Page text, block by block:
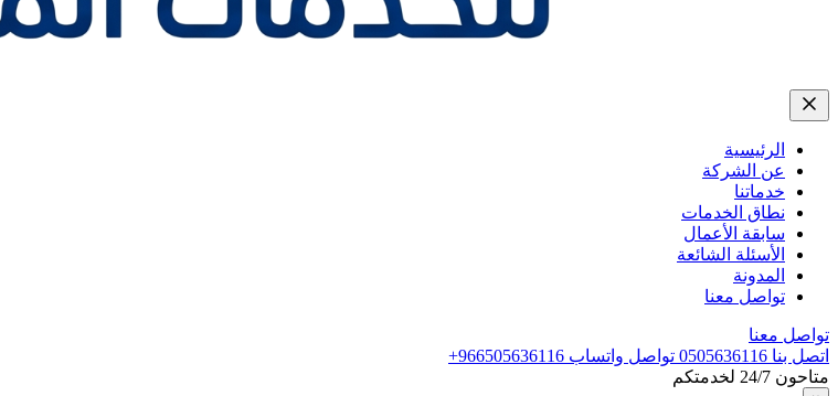
الرئيسية
عن الشركة
خدماتنا
نطاق الخدمات
سابقة الأعمال
الأسئلة الشائعة
المدونة
تواصل معنا
تواصل معنا
اتصل بنا 0505636116 تواصل واتساب +966505636116
متاحون 24/7 لخدمتكم